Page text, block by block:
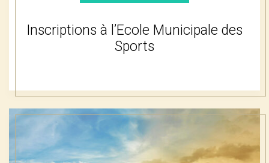
Inscriptions à l’Ecole Municipale des
Sports